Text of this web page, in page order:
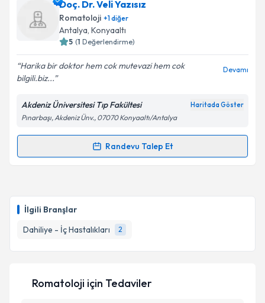
İlgili Branşlar
Dahiliye - İç Hastalıkları
2
E-posta Adresiniz
Kişisel verilerimin işlenmesine ilişkin
Aydınlatma
Metni
Doç. Dr. Veli Yazısız
Romatoloji +1diğer
Antalya, Konyaaltı
5 (1 Değerlendirme)
Harika bir doktor hem cok mutevazi hem cok
bilgili.biz...
Devamı
Akdeniz Üniversitesi Tıp Fakültesi Haritada Göster
Pınarbaşı, Akdeniz Ünv., 07070 Konyaaltı/Antalya
Randevu Talep Et
Randevu Takvimi Talebi
takvim hazırlandığında e-posta ile bilgilendireceğiz.
Romatoloji için Tedaviler